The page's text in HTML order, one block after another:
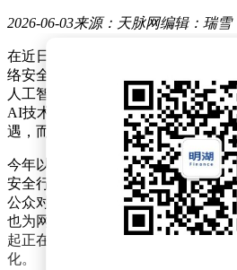
2026-06-03来源：天脉网编辑：瑞雪
在近日举行的全球数字经济大会数
络安全大会开幕峰会上，奇安信集
人工智能（AI）对网络安全产业影
AI技术的革命性发展正为网络安全
遇，而创新的头部安全厂商将成为主
今年以来，随着大模型在漏洞挖掘
安全行业经历了显著波动。齐向东
公众对AI技术的复杂情感——期待
也为网络安全领域提出了新的挑战
起正在重塑网络攻防的格局，使得
化。